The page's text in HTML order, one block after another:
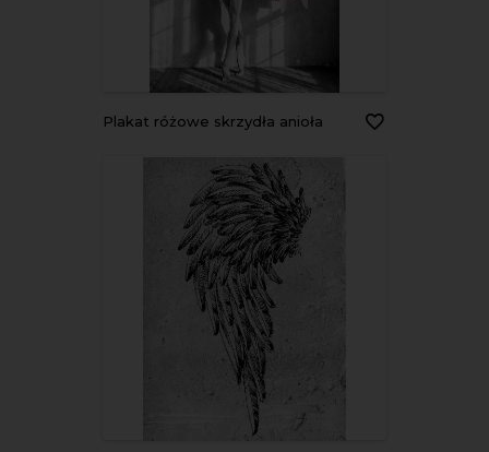
Plakat różowe skrzydła anioła